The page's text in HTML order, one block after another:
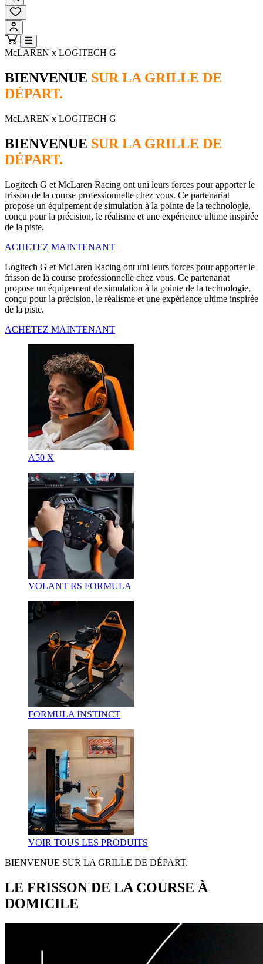
McLAREN x LOGITECH G
BIENVENUE SUR LA GRILLE DE
DÉPART.
McLAREN x LOGITECH G
BIENVENUE SUR LA GRILLE DE
DÉPART.
Logitech G et McLaren Racing ont uni leurs forces pour apporter le
frisson de la course professionnelle chez vous. Ce partenariat
propose un équipement de simulation à la pointe de la technologie,
conçu pour la précision, le réalisme et une expérience ultime inspirée
de la piste.
ACHETEZ MAINTENANT
Logitech G et McLaren Racing ont uni leurs forces pour apporter le
frisson de la course professionnelle chez vous. Ce partenariat
propose un équipement de simulation à la pointe de la technologie,
conçu pour la précision, le réalisme et une expérience ultime inspirée
de la piste.
ACHETEZ MAINTENANT
A50 X
VOLANT RS FORMULA
FORMULA INSTINCT
VOIR TOUS LES PRODUITS
BIENVENUE SUR LA GRILLE DE DÉPART.
LE FRISSON DE LA COURSE À
DOMICILE